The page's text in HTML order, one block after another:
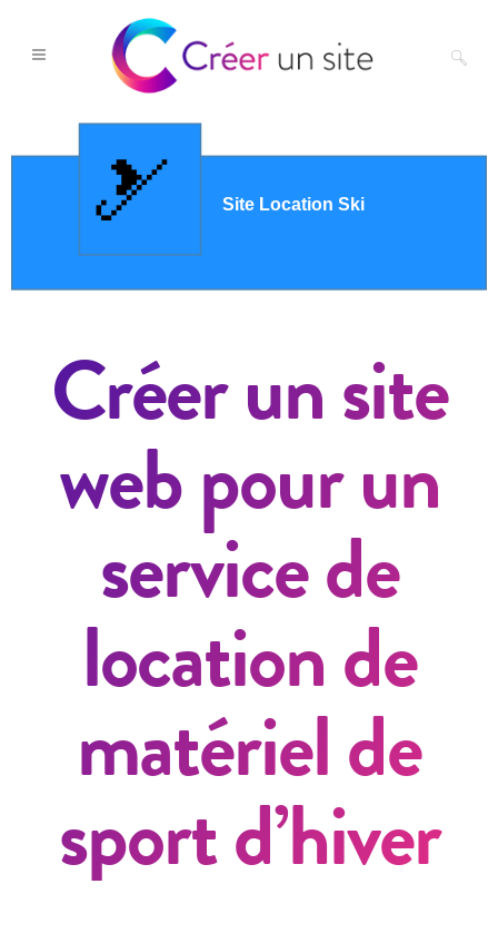
Créer un site
web pour un
service de
location de
matériel de
sport d’hiver